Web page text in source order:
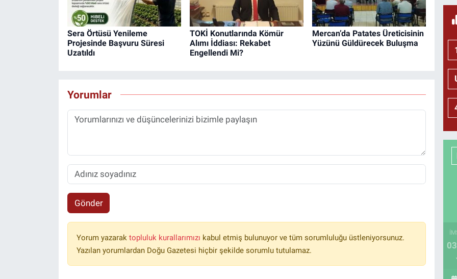
Sera Örtüsü Yenileme
Projesinde Başvuru Süresi
Uzatıldı
TOKİ Konutlarında Kömür
Alımı İddiası: Rekabet
Engellendi Mi?
Mercan’da Patates Üreticisinin
Yüzünü Güldürecek Buluşma
Yorumlar
Gönder
Yorum yazarak topluluk kurallarımızı kabul etmiş bulunuyor ve tüm sorumluluğu üstleniyorsunuz.
Yazılan yorumlardan Doğu Gazetesi hiçbir şekilde sorumlu tutulamaz.